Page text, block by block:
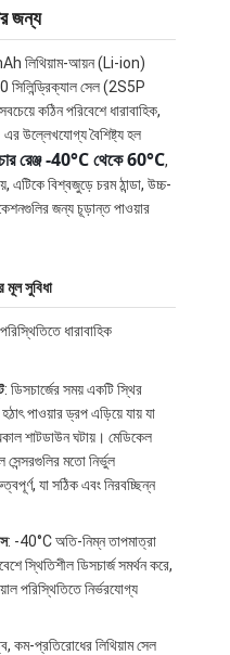
জন্য
লিথিয়াম-আয়ন (Li-ion)
সিলিন্ড্রিক্যাল সেল (2S5P
কঠিন পরিবেশে ধারাবাহিক,
এর উল্লেখযোগ্য বৈশিষ্ট্য হল
রেঞ্জ -40°C থেকে 60°C,
এটিকে বিশ্বজুড়ে চরম ঠান্ডা, উচ্চ-
জন্য চূড়ান্ত পাওয়ার
সুবিধা
ধারাবাহিক
: ডিসচার্জের সময় একটি স্থির
পাওয়ার ড্রপ এড়িয়ে যায় যা
শাটডাউন ঘটায়। মেডিকেল
সেন্সরগুলির মতো নির্ভুল
যা সঠিক এবং নিরবচ্ছিন্ন
: -40°C অতি-নিম্ন তাপমাত্রা
স্থিতিশীল ডিসচার্জ সমর্থন করে,
পরিস্থিতিতে নির্ভরযোগ্য
কম-প্রতিরোধের লিথিয়াম সেল